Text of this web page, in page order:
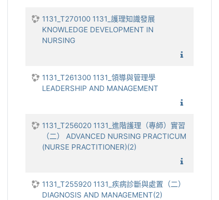
1131_T270100 1131_護理知識發展
KNOWLEDGE DEVELOPMENT IN
NURSING
1131_T261300 1131_領導與管理學
LEADERSHIP AND MANAGEMENT
1131_T256020 1131_進階護理（專師）實習
（二） ADVANCED NURSING PRACTICUM
(NURSE PRACTITIONER)(2)
1131_T255920 1131_疾病診斷與處置（二）
DIAGNOSIS AND MANAGEMENT(2)